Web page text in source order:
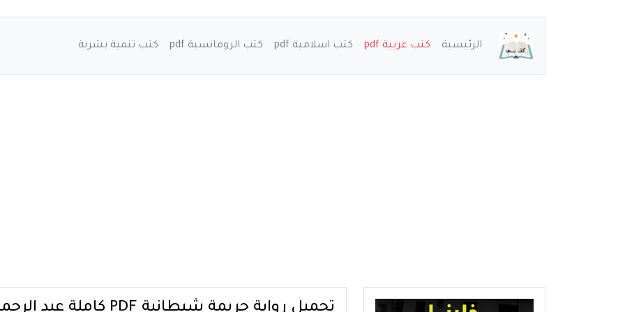
الرئيسية كتب عربية pdf كتب اسلامية pdf كتب الرومانسية pdf كتب تنمية بشرية
تحميل رواية جريمة شيطانية PDF كاملة عبد الرحمن توفيق